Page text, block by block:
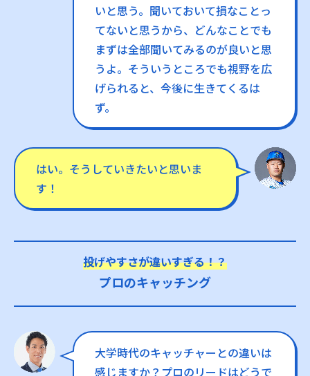
いと思う。聞いておいて損なことっ
てないと思うから、どんなことでも
まずは全部聞いてみるのが良いと思
うよ。そういうところでも視野を広
げられると、今後に生きてくるは
ず。
はい。そうしていきたいと思いま
す！
投げやすさが違いすぎる！？
プロのキャッチング
大学時代のキャッチャーとの違いは
感じますか？プロのリードはどうで